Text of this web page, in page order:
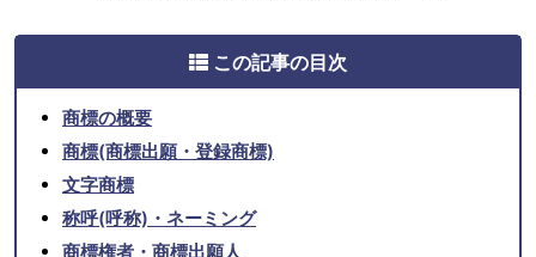
この記事の目次
商標の概要
商標(商標出願・登録商標)
文字商標
称呼(呼称)・ネーミング
商標権者・商標出願人